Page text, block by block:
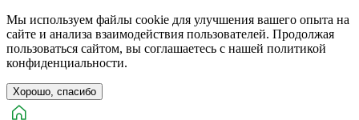
Мы используем файлы cookie для улучшения вашего опыта на
сайте и анализа взаимодействия пользователей. Продолжая
пользоваться сайтом, вы соглашаетесь с нашей политикой
конфиденциальности.
Хорошо, спасибо